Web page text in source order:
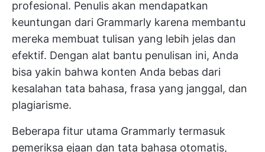
profesional. Penulis akan mendapatkan
keuntungan dari Grammarly karena membantu
mereka membuat tulisan yang lebih jelas dan
efektif. Dengan alat bantu penulisan ini, Anda
bisa yakin bahwa konten Anda bebas dari
kesalahan tata bahasa, frasa yang janggal, dan
plagiarisme.
Beberapa fitur utama Grammarly termasuk
pemeriksa ejaan dan tata bahasa otomatis,